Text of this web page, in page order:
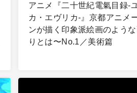
アニメ『二十世紀電氣目録-
カ・エヴリカ-』京都アニメ
ンが描く印象派絵画のような
りとは〜No.1／美術篇